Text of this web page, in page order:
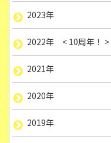
2023年
2022年 < 10周年！ >
2021年
2020年
2019年